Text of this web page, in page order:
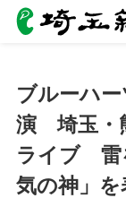
ブルーハ
演 埼玉・
ライブ 雷
気の神」を